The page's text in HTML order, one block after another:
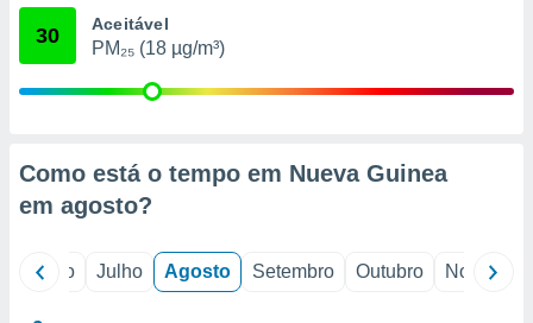
estudos
30 Aceitável
PM₂₅ (18 µg/m³)
Como está o tempo em Nueva Guinea
em agosto?
Junho Julho Agosto Setembro Outubro Novembro